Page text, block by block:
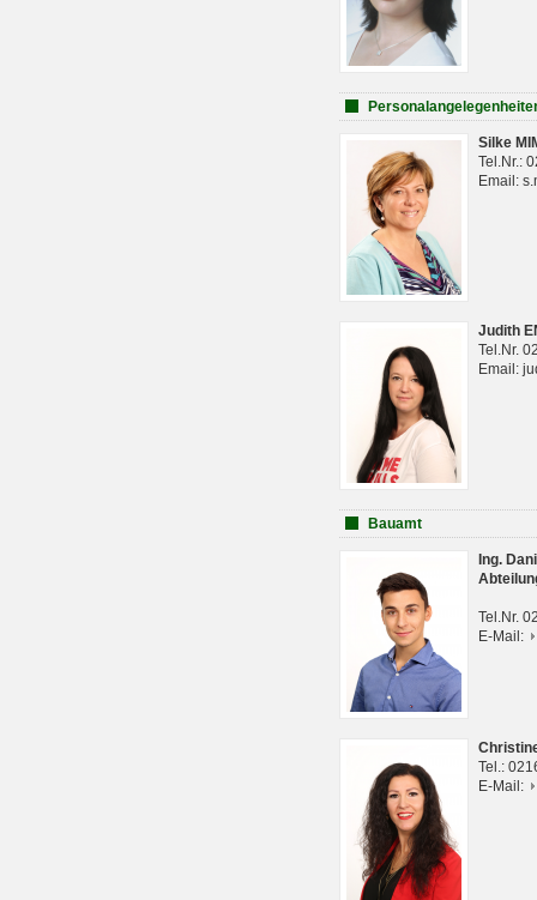
Silke
Tel.Nr.:
Email:
Judith
Tel.Nr.
Email:
Bauamt
Ing.
Tel.Nr.
E-Mail:
Tel.:
E-Mail: